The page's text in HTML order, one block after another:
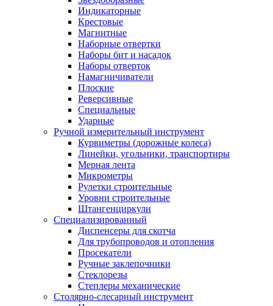
Индикаторные
Крестовые
Магнитные
Наборные отвертки
Наборы бит и насадок
Наборы отверток
Намагничиватели
Плоские
Реверсивные
Специальные
Ударные
Ручной измерительный инструмент
Курвиметры (дорожные колеса)
Линейки, угольники, транспортиры
Мерная лента
Микрометры
Рулетки строительные
Уровни строительные
Штангенциркули
Специализированный
Диспенсеры для скотча
Для трубопроводов и отопления
Просекатели
Ручные заклепочники
Стеклорезы
Степлеры механические
Столярно-слесарный инструмент